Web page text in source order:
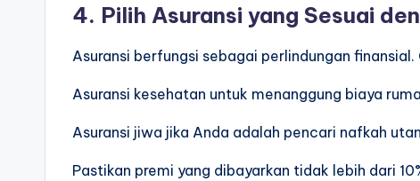
4. Pilih Asuransi yang Sesuai
Asuransi berfungsi sebagai perlindungan finansial.
Asuransi kesehatan untuk menanggung biaya
Asuransi jiwa jika Anda adalah pencari nafkah
Pastikan premi yang dibayarkan tidak lebih dari